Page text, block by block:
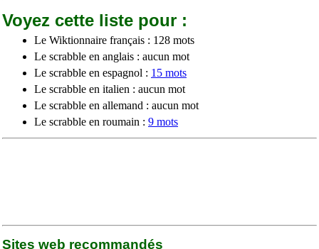
Voyez cette liste pour :
Le Wiktionnaire français : 128 mots
Le scrabble en anglais : aucun mot
Le scrabble en espagnol : 15 mots
Le scrabble en italien : aucun mot
Le scrabble en allemand : aucun mot
Le scrabble en roumain : 9 mots
Sites web recommandés